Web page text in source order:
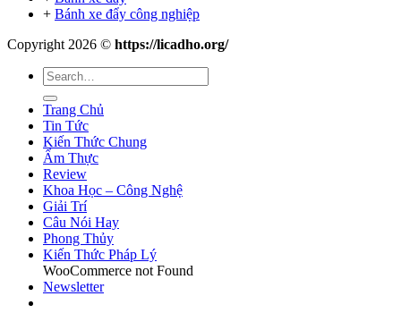
+ Bánh xe đẩy công nghiệp
Copyright 2026 © https://licadho.org/
Trang Chủ
Tin Tức
Kiến Thức Chung
Ẩm Thực
Review
Khoa Học – Công Nghệ
Giải Trí
Câu Nói Hay
Phong Thủy
Kiến Thức Pháp Lý
WooCommerce not Found
Newsletter